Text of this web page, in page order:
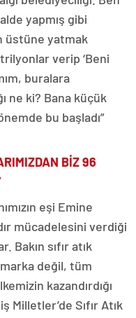
yapmış gibi
üstüne yatmak
verip ‘Beni
buralara
ne ki? Bana küçük
bu başladı”
BİZ 96
eşi Emine
mücadelesini verdiği
Bakın sıfır atık
değil, tüm
kazandırdığı
Sıfır Atık